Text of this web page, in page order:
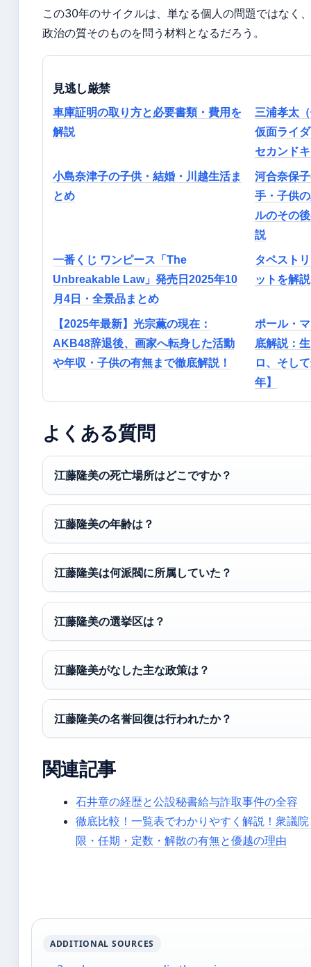
この30年のサイクルは、単なる個人の問題ではなく、
政治の質そのものを問う材料となるだろう。
見逃し厳禁
車庫証明の取り方と必要書類・費用を
解説
三浦孝太
仮面ライ
セカンド
小島奈津子の子供・結婚・川越生活ま
とめ
河合奈保
手・子供
ルのその
説
一番くじ ワンピース「The
Unbreakable Law」発売日2025年10
月4日・全景品まとめ
タペスト
ットを解説
【2025年最新】光宗薫の現在：
AKB48辞退後、画家へ転身した活動
や年収・子供の有無まで徹底解説！
ポール・
底解説：
ロ、そし
年】
よくある質問
江藤隆美の死亡場所はどこですか？
江藤隆美の年齢は？
江藤隆美は何派閥に所属していた？
江藤隆美の選挙区は？
江藤隆美がなした主な政策は？
江藤隆美の名誉回復は行われたか？
関連記事
石井章の経歴と公設秘書給与詐取事件の全容
徹底比較！一覧表でわかりやすく解説！衆議
限・任期・定数・解散の有無と優越の理由
ADDITIONAL SOURCES